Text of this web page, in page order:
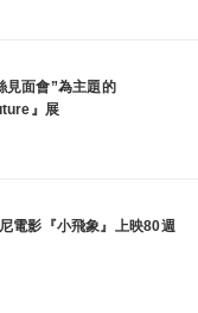
見面會”為主題的
』展
電影『小飛象』上映80週